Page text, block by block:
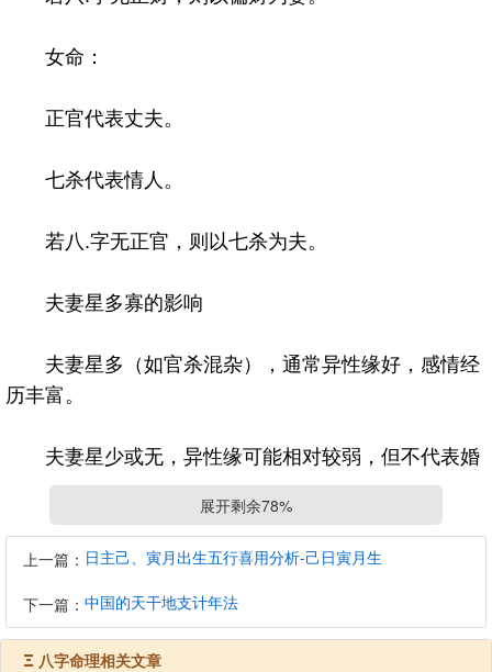
女命：
正官代表丈夫。
七杀代表情人。
若八.字无正官，则以七杀为夫。
夫妻星多寡的影响
夫妻星多（如官杀混杂），通常异性缘好，感情经
历丰富。
夫妻星少或无，异性缘可能相对较弱，但不代表婚
姻一定差。
夫妻宫
夫妻宫位于日柱的地支，代表自己的另一半及其状
态。
展开剩余78%
上一篇： 日主己、寅月出生五行喜用分析-己日寅月生
下一篇： 中国的天干地支计年法
Ξ 八字命理相关文章